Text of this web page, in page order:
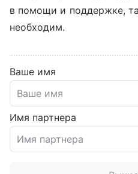
в помощи и поддержке,
необходим.
Ваше имя
Имя партнера